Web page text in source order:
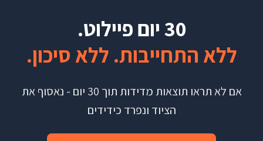
30 יום פיילוט.
ללא התחייבות. ללא סיכון.
אם לא תראו תוצאות מדידות תוך 30 יום - נאסוף את
הציוד ונפרד כידידים